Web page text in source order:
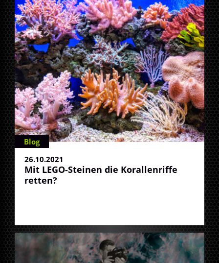
Blog
26.10.2021
Mit LEGO-Steinen die Korallenriffe
retten?